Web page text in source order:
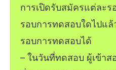
การเปิดรับสมัครแต่ละร
รอบการทดสอบใดไปแล้
รอบการทดสอบได้
– ในวันที่ทดสอบ ผู้เข้าส